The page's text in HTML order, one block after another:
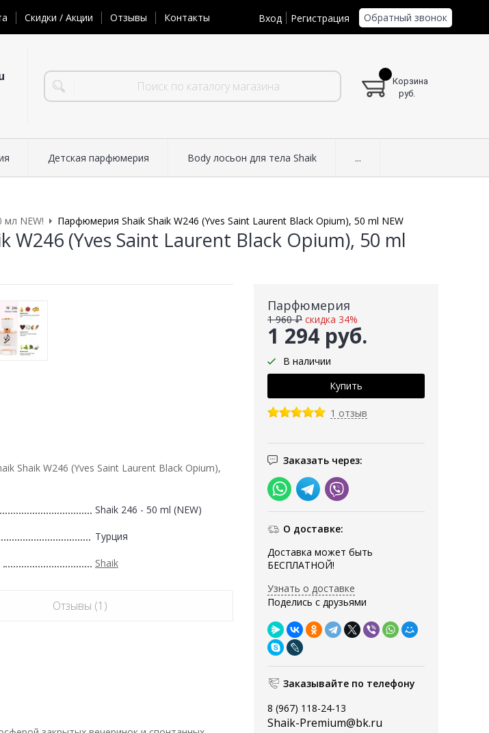
Скидки / Акции Отзывы Контакты Вход Регистрация Обратный звонок
Корзина
руб.
Детская парфюмерия Body лосьон для тела Shaik ...
мл NEW! Парфюмерия Shaik Shaik W246 (Yves Saint Laurent Black Opium), 50 ml NEW
(Yves Saint Laurent Black Opium), 50 ml
Парфюмерия
1 294 руб.
1 960 ₽ скидка 34%
В наличии
1 отзыв
Заказать через:
О доставке:
Доставка может быть
БЕСПЛАТНОЙ!
Узнать о доставке
Поделись с друзьями
Заказывайте по телефону
8 (967) 118-24-13
Shaik-Premium@bk.ru
Shaik W246 (Yves Saint Laurent Black Opium),
Shaik 246 - 50 ml (NEW)
Турция
Shaik
Отзывы (1)